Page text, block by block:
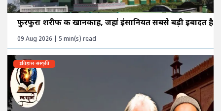
फुरफुरा शरीफ की खानकाह, जहां इंसानियत सबसे बड़ी इबादत है
09 Aug 2026 | 5 min(s) read
इतिहास-संस्कृति